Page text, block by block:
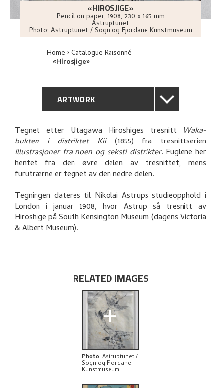
«HIROSJIGE»
Pencil on paper, 1908, 230 x 165 mm
Astruptunet
Photo: Astruptunet / Sogn og Fjordane Kunstmuseum
Home Catalogue Raisonné
«Hirosjige»
ARTWORK
GENERAL DESCRIPTION
TECHNICAL DESCRIPTION
PROVENANCE
BIBLIOGRAPHY
RELATED ARTWORKS
Tegnet etter Utagawa Hiroshiges tresnitt
Waka-
bukten i distriktet Kii(1855) fra tresnittserien
Illustrasjoner fra noen og seksti distrikter. Fuglene her
hentet fra den øvre delen av tresnittet, mens
furutrærne er tegnet av den nedre delen.
Tegningen dateres til Nikolai Astrups studieopphold i
London i januar 1908, hvor Astrup så tresnitt av
Hiroshige på South Kensington Museum (dagens Victoria
& Albert Museum).
RELATED IMAGES
+
Photo: Astruptunet /
Sogn og Fjordane
Kunstmuseum